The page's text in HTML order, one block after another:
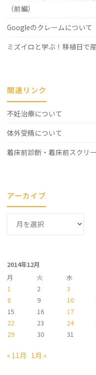
（前編）
Googleのクレームについて
ミズイロと学ぶ！移植日で
関連リンク
不妊治療について
体外受精について
着床前診断・着床前スクリ
アーカイブ
ブ
2014年12月
月
火 水
1
2 3
8
9 10
15
16 17
22
23 24
29
30 31
« 11月 1月 »